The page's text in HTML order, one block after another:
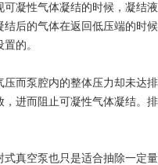
凝性气体凝结的时候，凝结
后的气体在返回低压端的时
的。
而泵腔内的整体压力却未达
进而阻止可凝性气体凝结。
真空泵也只是适合抽除一定